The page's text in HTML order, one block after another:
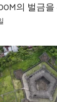
의 벌금